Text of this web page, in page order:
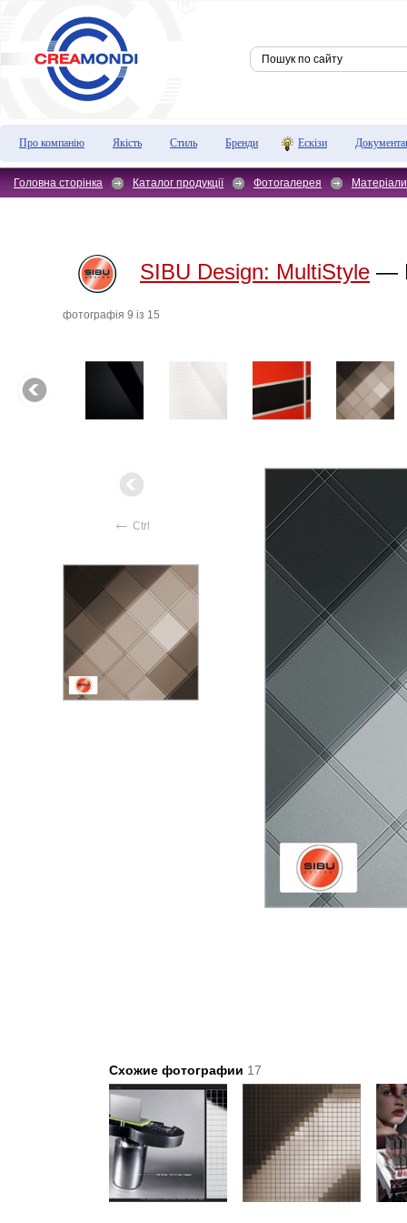
Про компанію Якість Стиль Бренди Ескізи
Головна сторінка Каталог продукції Фотогалерея Матеріали
SIBU Design: MultiStyle —
фотографiя 9 iз 15
← Ctrl
Схожие фотографии 17